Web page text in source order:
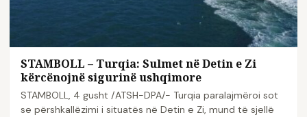
STAMBOLL – Turqia: Sulmet në Detin e Zi
kërcënojnë sigurinë ushqimore
STAMBOLL, 4 gusht /ATSH-DPA/- Turqia paralajmëroi sot
se përshkallëzimi i situatës në Detin e Zi, mund të sjellë